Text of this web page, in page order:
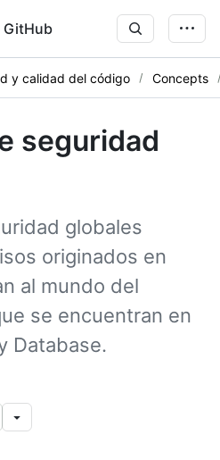
GitHub
y calidad del código Concepts
seguridad
globales
originados en
al mundo del
se encuentran en
Database.